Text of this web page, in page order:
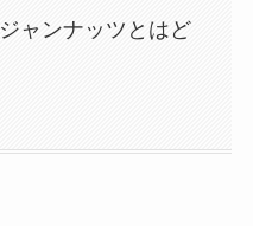
ャンナッツとはど